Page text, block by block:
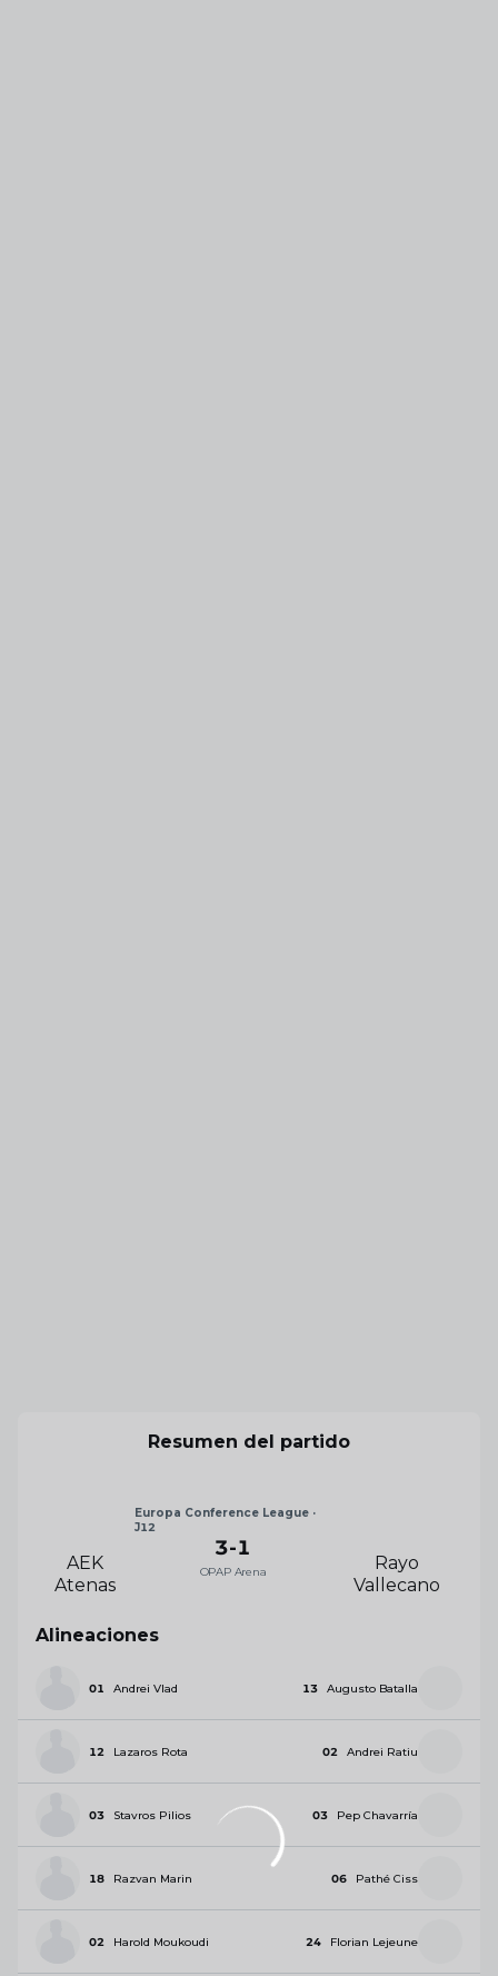
Resumen del partido
AEK
Atenas
Europa Conference League ·
J12
3-1
OPAP Arena
Rayo
Vallecano
Alineaciones
01 Andrei Vlad 13 Augusto Batalla
12 Lazaros Rota 02 Andrei Ratiu
03 Stavros Pilios 03 Pep Chavarría
18 Razvan Marin 06 Pathé Ciss
02 Harold Moukoudi 24 Florian Lejeune